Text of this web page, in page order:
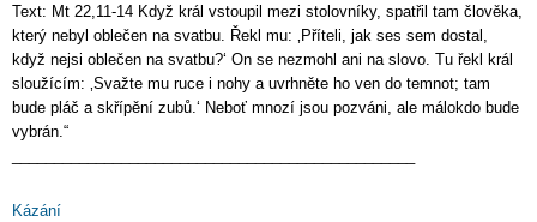
Text: Mt 22,11-14 Když král vstoupil mezi stolovníky, spatřil tam člověka,
který nebyl oblečen na svatbu. Řekl mu: ‚Příteli, jak ses sem dostal,
když nejsi oblečen na svatbu?‘ On se nezmohl ani na slovo. Tu řekl král
sloužícím: ‚Svažte mu ruce i nohy a uvrhněte ho ven do temnot; tam
bude pláč a skřípění zubů.‘ Neboť mnozí jsou pozváni, ale málokdo bude
vybrán.“
Kázání